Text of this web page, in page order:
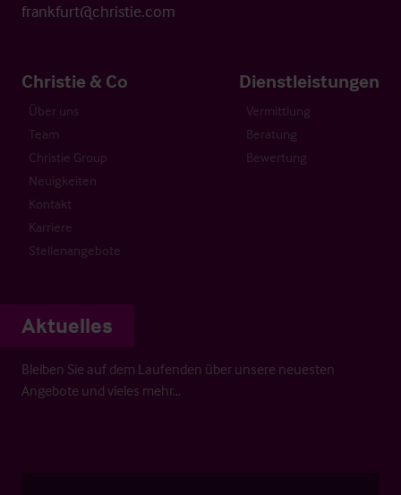
frankfurt@christie.com
Christie & Co
Über uns
Team
Christie Group
Neuigkeiten
Kontakt
Karriere
Stellenangebote
Dienstleistungen
Vermittlung
Beratung
Bewertung
Aktuelles
Bleiben Sie auf dem Laufenden über unsere neuesten
Angebote und vieles mehr…